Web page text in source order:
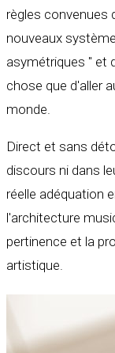
règles convenues
nouveaux
asymétriques " et
chose que d'aller
monde.
Direct et sans
discours ni dans
réelle adéquation
l'architecture
pertinence et la
artistique.